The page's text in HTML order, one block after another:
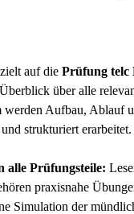
auf die Prüfung telc
über alle
Aufbau, Ablauf
strukturiert erarbeitet.
alle Prüfungsteile:
praxisnahe
Simulation der